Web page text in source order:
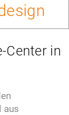
Center in
aus